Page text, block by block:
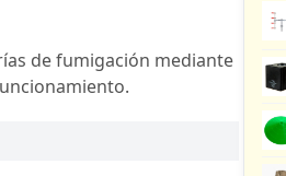
de fumigación mediante